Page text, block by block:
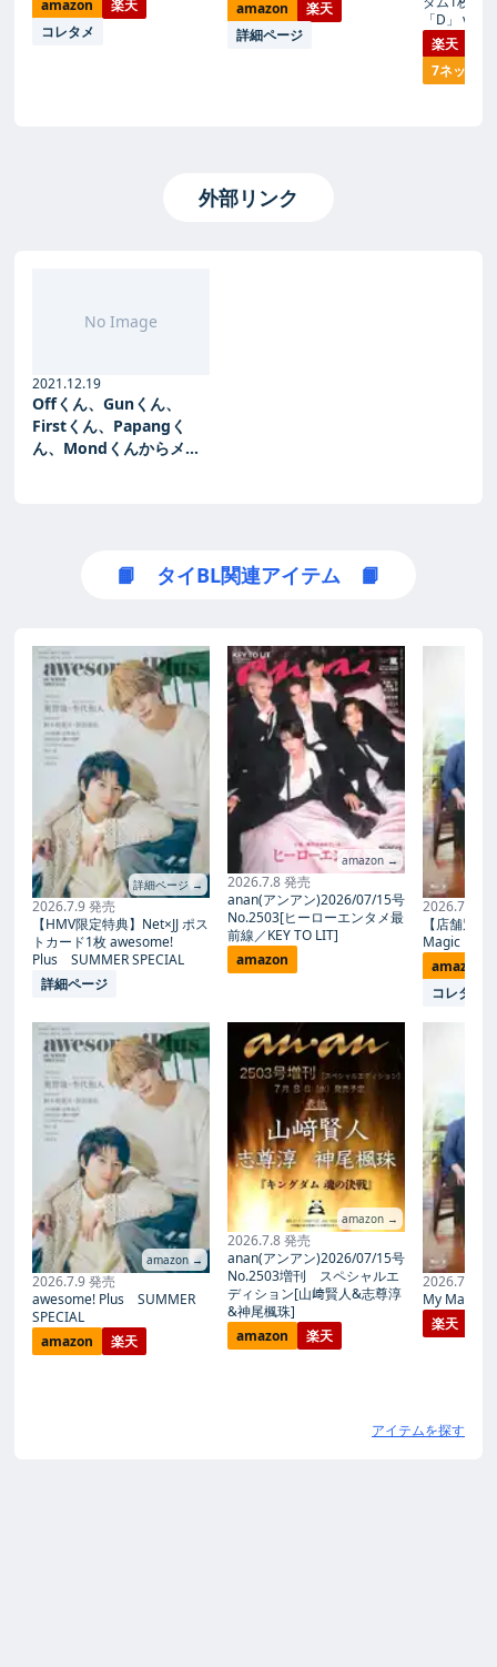
amazon
楽天
コレタメ
amazon
楽天
詳細ページ
「D」 vol.9
楽天
7ネット
外部リンク
No Image
2021.12.19
Offくん、Gunくん、
Firstくん、Papangく
ん、Mondくんからメッ
📙 タイBL関連アイテム 📙
詳細ページ →
2026.7.9 発売
【HMV限定特典】Net×JJ ポス
トカード1枚 awesome!
Plus SUMMER SPECIAL
詳細ページ
amazon →
2026.7.9 発売
awesome! Plus SUMMER
SPECIAL
amazon
楽天
amazon →
2026.7.8 発売
anan(アンアン)2026/07/15号
No.2503[ヒーローエンタメ最
前線／KEY TO LIT]
amazon
amazon →
2026.7.8 発売
anan(アンアン)2026/07/15号
No.2503増刊 スペシャルエ
ディション[山﨑賢人&志尊淳
&神尾楓珠]
amazon
楽天
2026.7.27
【店舗別
Magic
amazon
コレタメ
2026.7.27
My Magic
楽天
アイテムを探す